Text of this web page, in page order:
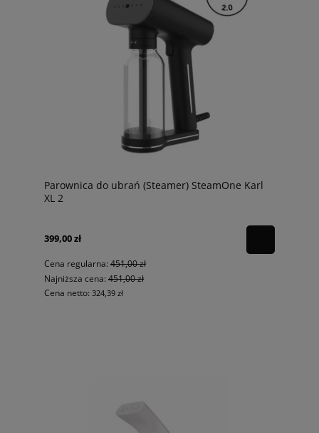
Parownica do ubrań (Steamer) SteamOne Karl
XL 2
399,00 zł
Cena regularna: 451,00 zł
Najniższa cena: 451,00 zł
Cena netto: 324,39 zł